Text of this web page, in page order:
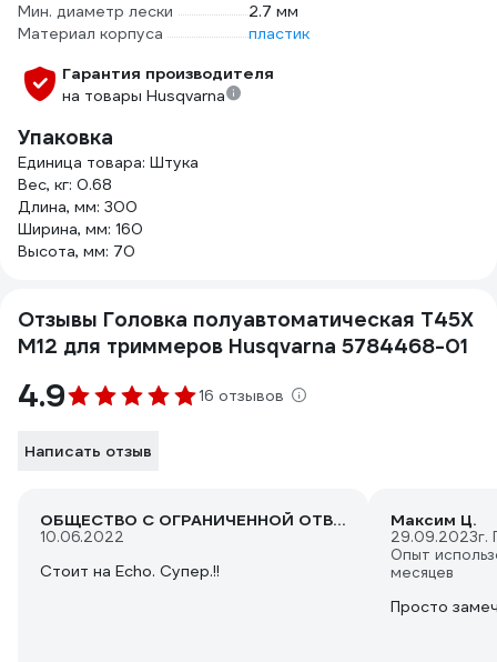
Мин. диаметр лески
2.7 мм
Материал корпуса
пластик
Гарантия производителя
на товары Husqvarna
Упаковка
Единица товара: Штука
Вес, кг: 0.68
Длина, мм: 300
Ширина, мм: 160
Высота, мм: 70
Отзывы Головка полуавтоматическая T45Х
М12 для триммеров Husqvarna 5784468-01
4.9 16 отзывов
Написать отзыв
ОБЩЕСТВО С ОГРАНИЧЕННОЙ ОТВЕТСТВЕННОСТЬЮ "МЕГАПОЛИС"
10.06.2022
Стоит на Echo. Супер.!!
Максим Ц.
29.09.2023г.
Опыт
месяцев
Просто